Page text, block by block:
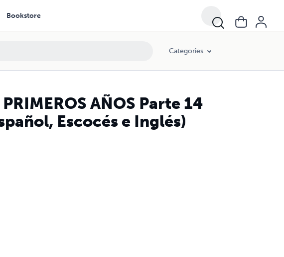
Bookstore
Categories
AÑOS Parte 14
Escocés e Inglés)